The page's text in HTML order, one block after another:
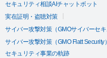
セキュリティ相談AIチャットボット
実在証明・盗聴対策
サイバー攻撃対策（GMOサイバーセキ
サイバー攻撃対策（GMO Flatt Security）
セキュリティ事業の軌跡